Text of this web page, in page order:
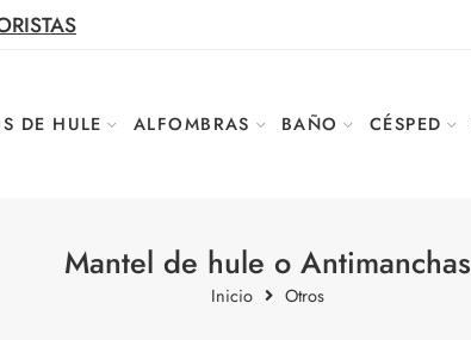
DE HULE ALFOMBRAS BAÑO CÉSPED
Mantel de hule o Antimanchas
Inicio Otros